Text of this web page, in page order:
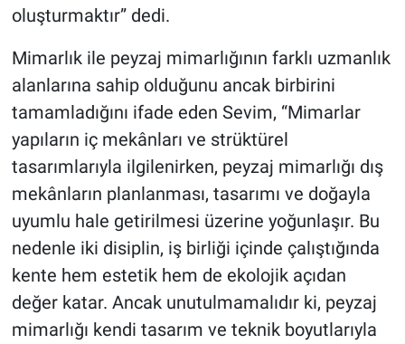
oluşturmaktır” dedi.
Mimarlık ile peyzaj mimarlığının farklı uzmanlık
alanlarına sahip olduğunu ancak birbirini
tamamladığını ifade eden Sevim, “Mimarlar
yapıların iç mekânları ve strüktürel
tasarımlarıyla ilgilenirken, peyzaj mimarlığı dış
mekânların planlanması, tasarımı ve doğayla
uyumlu hale getirilmesi üzerine yoğunlaşır. Bu
nedenle iki disiplin, iş birliği içinde çalıştığında
kente hem estetik hem de ekolojik açıdan
değer katar. Ancak unutulmamalıdır ki, peyzaj
mimarlığı kendi tasarım ve teknik boyutlarıyla